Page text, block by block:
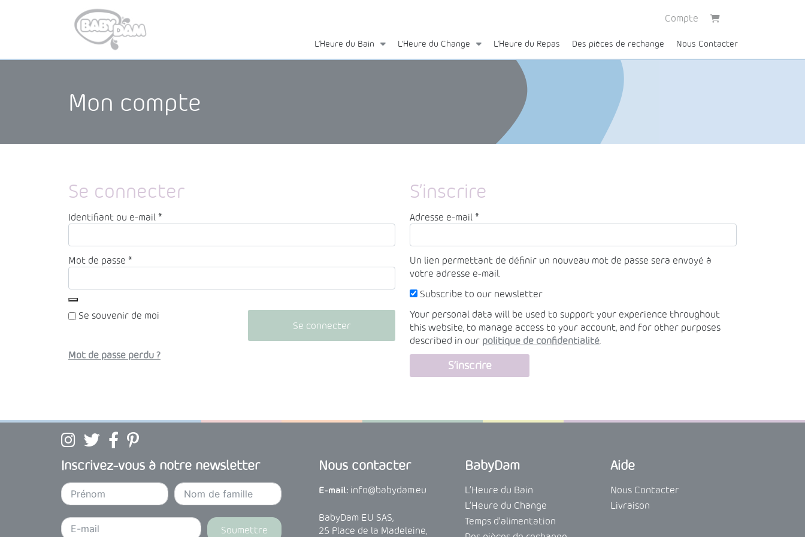
Compte
L’Heure du Bain L’Heure du Change L’Heure du Repas Des pièces de rechange Nous Contacter
Mon compte
Se connecter
Identifiant ou e-mail *Obligatoire
Mot de passe *Obligatoire
Se souvenir de moi
Se connecter
Mot de passe perdu ?
S’inscrire
Adresse e-mail *Obligatoire
Un lien permettant de définir un nouveau mot de passe sera envoyé à
votre adresse e-mail.
Subscribe to our newsletter
Your personal data will be used to support your experience throughout
this website, to manage access to your account, and for other purposes
described in our politique de confidentialité.
S’inscrire
Inscrivez-vous à notre newsletter
Soumettre
Nous contacter
E-mail: info@babydam.eu
BabyDam EU SAS,
25 Place de la Madeleine,
BabyDam
L’Heure du Bain
L’Heure du Change
Temps d’alimentation
Aide
Nous Contacter
Livraison